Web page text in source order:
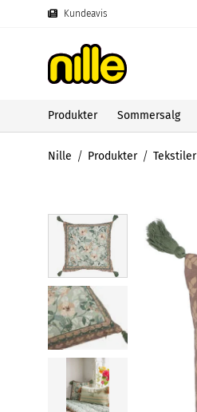
Kundeavis
Produkter Sommersalg
Nille Produkter Tekstiler